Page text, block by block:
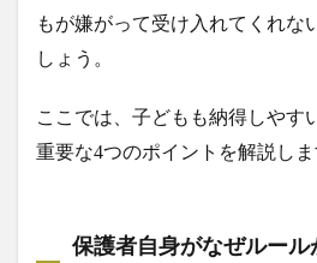
もが嫌がって受け入れてくれな
しょう。
ここでは、子どもも納得しやす
重要な4つのポイントを解説しま
保護者自身がなぜルー